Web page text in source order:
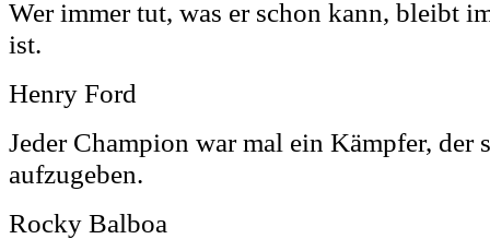
Wer immer tut, was er schon kann, bleibt
ist.
Henry Ford
Jeder Champion war mal ein Kämpfer, der
aufzugeben.
Rocky Balboa